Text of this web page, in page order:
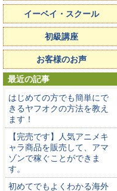
イーベイ・スクール
初級講座
お客様のお声
最近の記事
はじめての方でも簡単にで
きるヤフオクの方法を教え
ます！
【完売です】人気アニメキ
ャラ商品を販売して、アマ
ゾンで稼ぐことができま
す。
初めてでもよくわかる海外